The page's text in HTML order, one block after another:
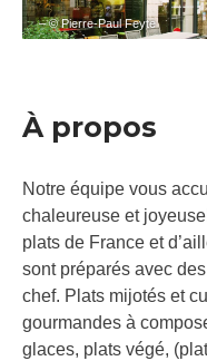
– © Pierre-Paul Feyte
À propos
Notre équipe vous
chaleureuse et
plats de France et
sont préparés avec
chef. Plats mijotés et
gourmandes à
glaces, plats végé,